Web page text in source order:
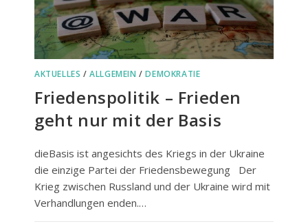
AKTUELLES /ALLGEMEIN /DEMOKRATIE
Friedenspolitik – Frieden
geht nur mit der Basis
dieBasis ist angesichts des Kriegs in der Ukraine
die einzige Partei der Friedensbewegung Der
Krieg zwischen Russland und der Ukraine wird mit
Verhandlungen enden.…